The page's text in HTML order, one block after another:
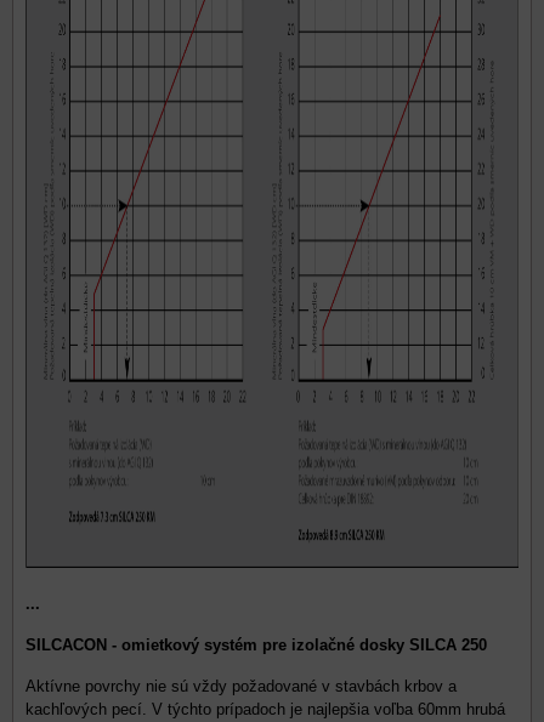
...
SILCACON - omietkový systém pre izolačné dosky SILCA 250
Aktívne povrchy nie sú vždy požadované v stavbách krbov a
kachľových pecí. V týchto prípadoch je najlepšia voľba 60mm hrubá